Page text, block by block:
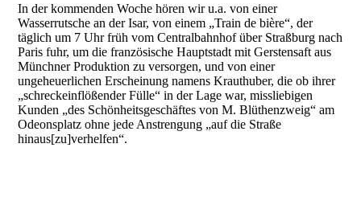
In der kommenden Woche hören wir u.a. von einer
Wasserrutsche an der Isar, von einem „Train de bière“, der
täglich um 7 Uhr früh vom Centralbahnhof über Straßburg nach
Paris fuhr, um die französische Hauptstadt mit Gerstensaft aus
Münchner Produktion zu versorgen, und von einer
ungeheuerlichen Erscheinung namens Krauthuber, die ob ihrer
„schreckeinflößender Fülle“ in der Lage war, missliebigen
Kunden „des Schönheitsgeschäftes von M. Blüthenzweig“ am
Odeonsplatz ohne jede Anstrengung „auf die Straße
hinaus[zu]verhelfen“.